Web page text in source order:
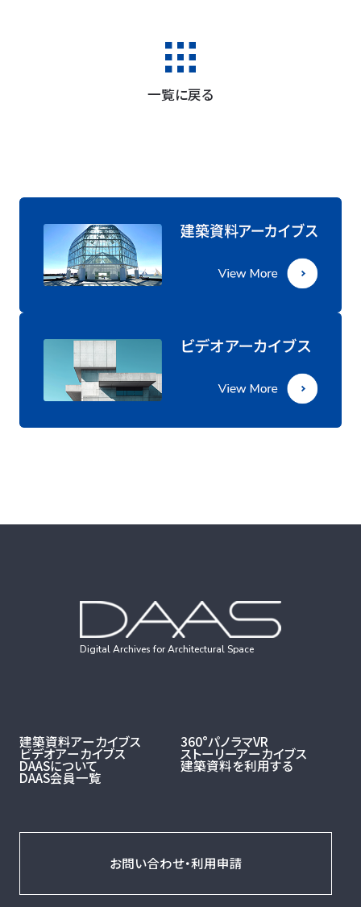
一覧に戻る
Digital Archives for Architectural Space
建築資料アーカイブス 360°パノラマVR
ビデオアーカイブス ストーリーアーカイブス
DAASについて 建築資料を利用する
DAAS会員一覧
お問い合わせ・利用申請